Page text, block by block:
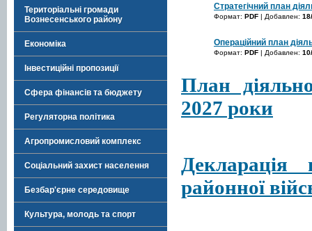
Територіальні громади
Вознесенського району
Економіка
Інвестиційні пропозиції
Сфера фінансів та бюджету
Регуляторна політика
Агропромисловий комплекс
Соціальний захист населення
Безбар'єрне середовище
Культура, молодь та спорт
Стратегічний план
Формат: PDF | Добавлен:
Операційний план
Формат: PDF | Добавлен:
План
2027 роки
Декларація
районної